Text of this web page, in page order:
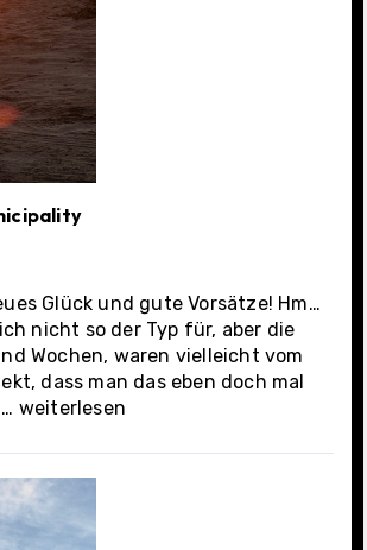
Glück und gute Vorsätze! Hm…
nicht so der Typ für, aber die
Wochen, waren vielleicht vom
dass man das eben doch mal
Los
Municipality
weiterlesen